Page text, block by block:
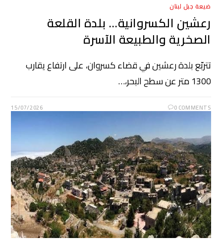
ضيعة جبل لبنان
رعشين الكسروانية… بلدة القلعة
الصخرية والطبيعة الآسرة
تتربّع بلدة رعشين في قضاء كسروان، على ارتفاع يقارب
1300 متر عن سطح البحر،…
0 COMMENTS
15/07/2026